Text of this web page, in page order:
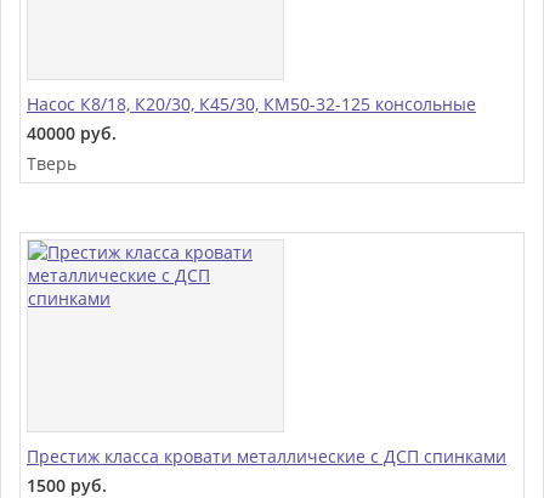
Насос К8/18, К20/30, К45/30, КМ50-32-125 консольные
40000 руб.
Тверь
Престиж класса кровати металлические с ДСП спинками
1500 руб.